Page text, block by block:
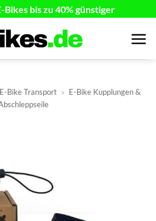
Bikes bis zu 40% günstiger
E-Bike Transport » E-Bike Kupplungen &